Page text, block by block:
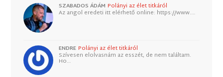
SZABADOS ÁDÁM Polányi az élet titkáról
Az angol eredeti itt elérhető online: https://www.…
ENDRE Polányi az élet titkáról
Szívesen elolvasnám az esszét, de nem találtam.
Ho…